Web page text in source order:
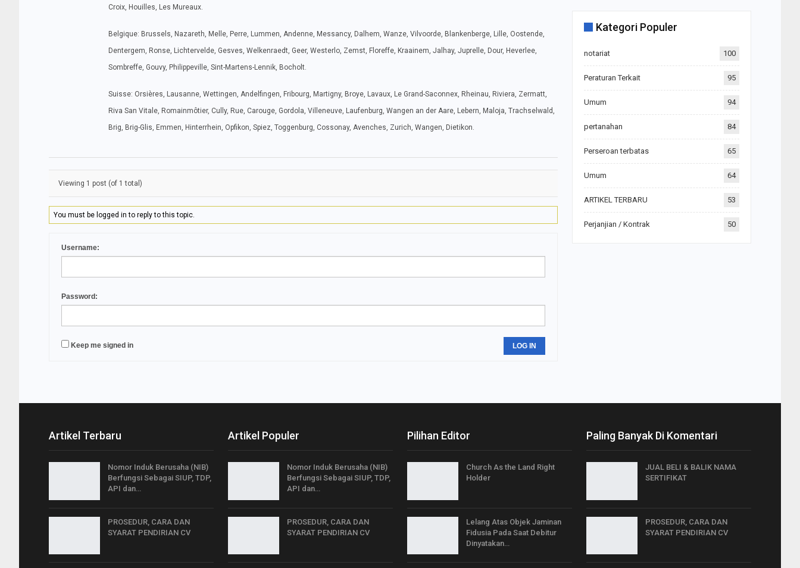
Croix, Houilles, Les Mureaux.
Belgique: Brussels, Nazareth, Melle, Perre, Lummen, Andenne, Messancy, Dalhem, Wanze, Vilvoorde, Blankenberge, Lille, Oostende,
Dentergem, Ronse, Lichtervelde, Gesves, Welkenraedt, Geer, Westerlo, Zemst, Floreffe, Kraainem, Jalhay, Juprelle, Dour, Heverlee,
Sombreffe, Gouvy, Philippeville, Sint-Martens-Lennik, Bocholt.
Suisse: Orsières, Lausanne, Wettingen, Andelfingen, Fribourg, Martigny, Broye, Lavaux, Le Grand-Saconnex, Rheinau, Riviera, Zermatt,
Riva San Vitale, Romainmôtier, Cully, Rue, Carouge, Gordola, Villeneuve, Laufenburg, Wangen an der Aare, Lebern, Maloja, Trachselwald,
Brig, Brig-Glis, Emmen, Hinterrhein, Opfikon, Spiez, Toggenburg, Cossonay, Avenches, Zurich, Wangen, Dietikon.
Viewing 1 post (of 1 total)
You must be logged in to reply to this topic.
Username:
Password:
Keep me signed in LOG IN
Kategori Populer
notariat 100
Peraturan Terkait 95
Umum 94
pertanahan 84
Perseroan terbatas 65
Umum 64
ARTIKEL TERBARU 53
Perjanjian / Kontrak 50
Artikel Terbaru
Nomor Induk Berusaha (NIB)
Berfungsi Sebagai SIUP, TDP,
API dan…
PROSEDUR, CARA DAN
SYARAT PENDIRIAN CV
Artikel Populer
Nomor Induk Berusaha (NIB)
Berfungsi Sebagai SIUP, TDP,
API dan…
PROSEDUR, CARA DAN
SYARAT PENDIRIAN CV
Pilihan Editor
Church As the Land Right
Holder
Lelang Atas Objek Jaminan
Fidusia Pada Saat Debitur
Dinyatakan…
Paling Banyak Di Komentari
JUAL BELI & BALIK NAMA
SERTIFIKAT
PROSEDUR, CARA DAN
SYARAT PENDIRIAN CV